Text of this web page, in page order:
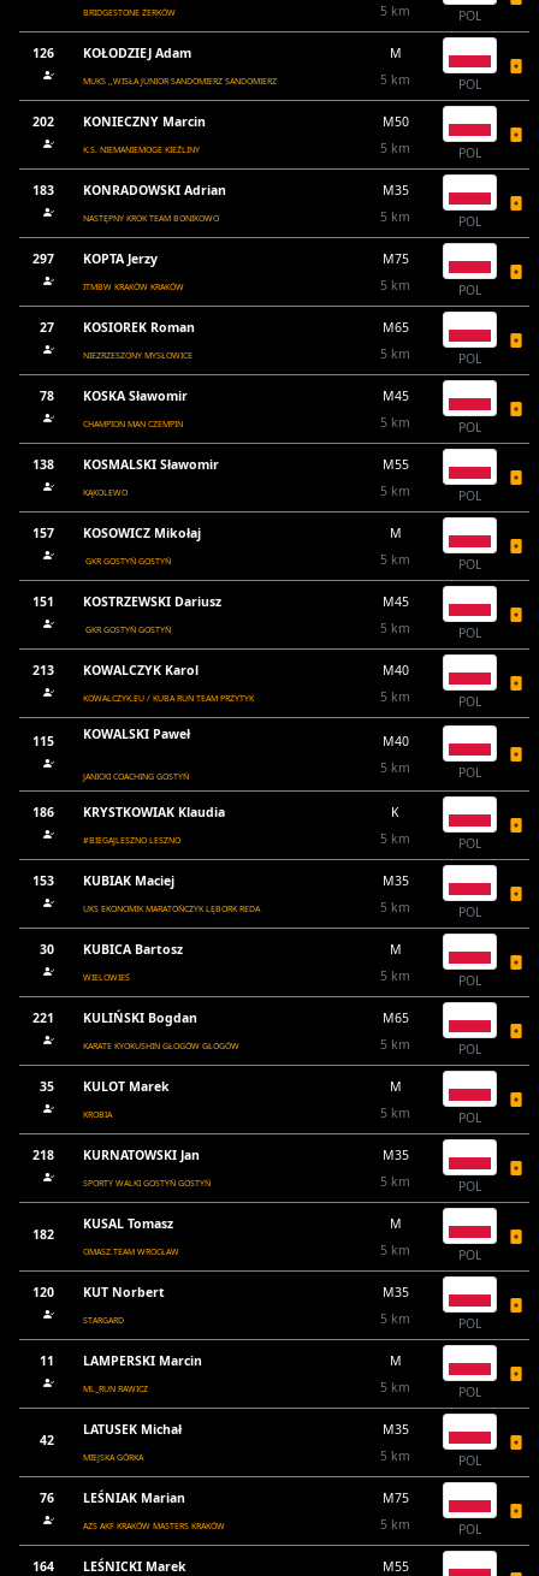
BRIDGESTONE ŻERKÓW 5 km POL
126 KOŁODZIEJ Adam
MUKS ,,WISŁA JUNIOR SANDOMIERZ SANDOMIERZ
M
5 km
POL
202 KONIECZNY Marcin
K.S. NIEMANIEMOGE KIEŹLINY
M50
5 km
POL
183 KONRADOWSKI Adrian
NASTĘPNY KROK TEAM BONIKOWO
M35
5 km
POL
297 KOPTA Jerzy
ITMBW KRAKÓW KRAKÓW
M75
5 km
POL
27 KOSIOREK Roman
NIEZRZESZONY MYSŁOWICE
M65
5 km
POL
78 KOSKA Sławomir
CHAMPION MAN CZEMPIN
M45
5 km
POL
138 KOSMALSKI Sławomir
KĄKOLEWO
M55
5 km
POL
157 KOSOWICZ Mikołaj
GKR GOSTYŃ GOSTYŃ
M
5 km
POL
151 KOSTRZEWSKI Dariusz
GKR GOSTYŃ GOSTYŃ
M45
5 km
POL
213 KOWALCZYK Karol
KOWALCZYK.EU / KUBA RUN TEAM PRZYTYK
M40
5 km
POL
115 KOWALSKI Paweł
JANICKI COACHING GOSTYŃ
M40
5 km
POL
186 KRYSTKOWIAK Klaudia
#BIEGAJLESZNO LESZNO
K
5 km
POL
153 KUBIAK Maciej
UKS EKONOMIK MARATOŃCZYK LĘBORK REDA
M35
5 km
POL
30 KUBICA Bartosz
WIELOWIEŚ
M
5 km
POL
221 KULIŃSKI Bogdan
KARATE KYOKUSHIN GŁOGÓW GŁOGÓW
M65
5 km
POL
35 KULOT Marek
KROBIA
M
5 km
POL
218 KURNATOWSKI Jan
SPORTY WALKI GOSTYŃ GOSTYŃ
M35
5 km
POL
182
KUSAL Tomasz
OMASZ.TEAM WROCŁAW
M
5 km
POL
120 KUT Norbert
STARGARD
M35
5 km
POL
11 LAMPERSKI Marcin
ML_RUN RAWICZ
M
5 km
POL
42
LATUSEK Michał
MIEJSKA GÓRKA
M35
5 km
POL
76 LEŚNIAK Marian
AZS AKF KRAKÓW MASTERS KRAKÓW
M75
5 km
POL
164 LEŚNICKI Marek
M55